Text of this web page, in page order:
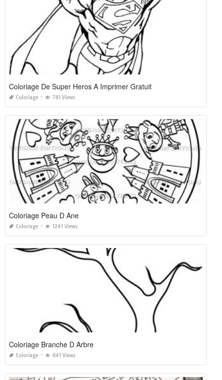
Coloriage De Super Heros A Imprimer Gratuit
Coloriage 781 Views
Coloriage Peau D Ane
Coloriage 1241 Views
Coloriage Branche D Arbre
Coloriage 841 Views